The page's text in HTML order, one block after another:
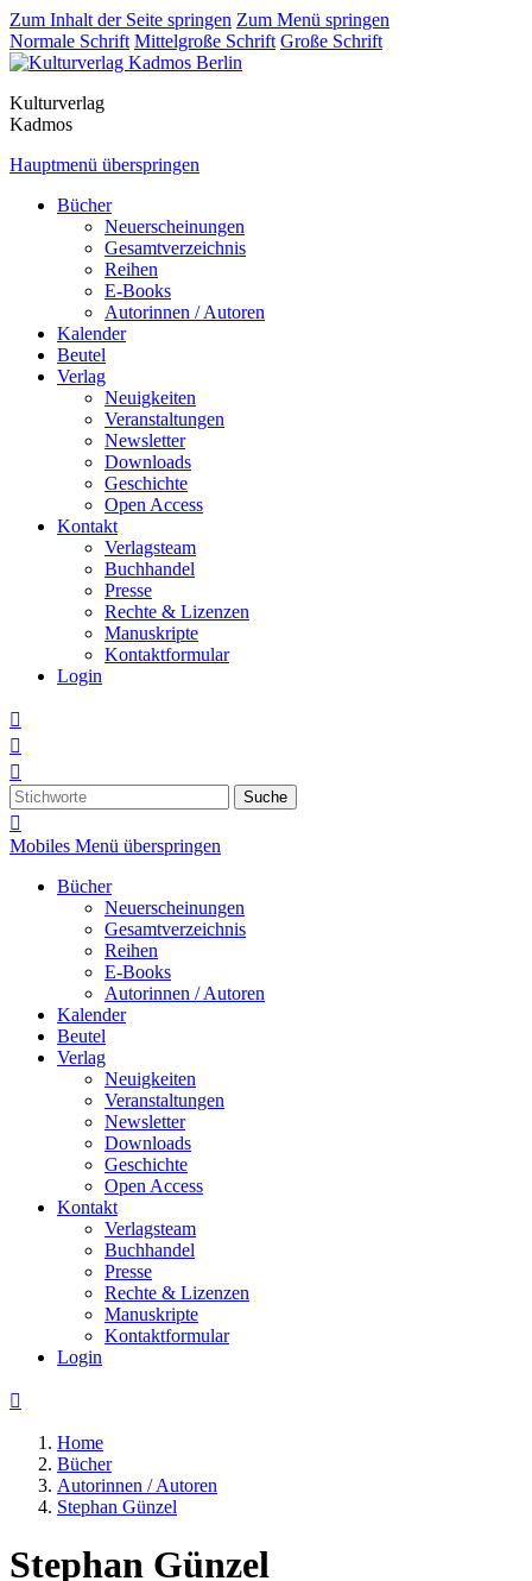
Zum Inhalt der Seite springen Zum Menü springen
Normale Schrift Mittelgroße Schrift Große Schrift
Kulturverlag
Kadmos
Hauptmenü überspringen
Bücher
Neuerscheinungen
Gesamtverzeichnis
Reihen
E-Books
Autorinnen / Autoren
Kalender
Beutel
Verlag
Neuigkeiten
Veranstaltungen
Newsletter
Downloads
Geschichte
Open Access
Kontakt
Verlagsteam
Buchhandel
Presse
Rechte & Lizenzen
Manuskripte
Kontaktformular
Login



Suche

Mobiles Menü überspringen
Bücher
Neuerscheinungen
Gesamtverzeichnis
Reihen
E-Books
Autorinnen / Autoren
Kalender
Beutel
Verlag
Neuigkeiten
Veranstaltungen
Newsletter
Downloads
Geschichte
Open Access
Kontakt
Verlagsteam
Buchhandel
Presse
Rechte & Lizenzen
Manuskripte
Kontaktformular
Login

Home
Bücher
Autorinnen / Autoren
Stephan Günzel
Stephan Günzel